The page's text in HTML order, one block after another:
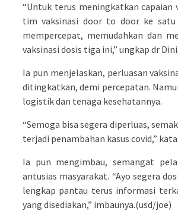
“Untuk terus meningkatkan capaian
tim vaksinasi door to door ke satu
mempercepat, memudahkan dan
vaksinasi dosis tiga ini,” ungkap dr
Ia pun menjelaskan, perluasan
ditingkatkan, demi percepatan.
logistik dan tenaga kesehatannya.
“Semoga bisa segera diperluas,
terjadi penambahan kasus covid,”
Ia pun mengimbau, semangat
antusias masyarakat. “Ayo segera
lengkap pantau terus informasi
yang disediakan,” imbaunya.(usd/joe)